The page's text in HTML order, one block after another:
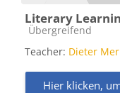
Literary
Kursbereich
Übergreifend
Teacher: Dieter
Hier klicken,